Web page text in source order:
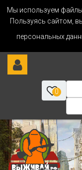
Мы используем файлы
Пользуясь сайтом,
персональных
0